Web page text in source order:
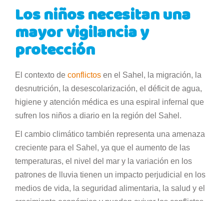
Los niños necesitan una
mayor vigilancia y
protección
El contexto de conflictos en el Sahel, la migración, la
desnutrición, la desescolarización, el déficit de agua,
higiene y atención médica es una espiral infernal que
sufren los niños a diario en la región del Sahel.
El cambio climático también representa una amenaza
creciente para el Sahel, ya que el aumento de las
temperaturas, el nivel del mar y la variación en los
patrones de lluvia tienen un impacto perjudicial en los
medios de vida, la seguridad alimentaria, la salud y el